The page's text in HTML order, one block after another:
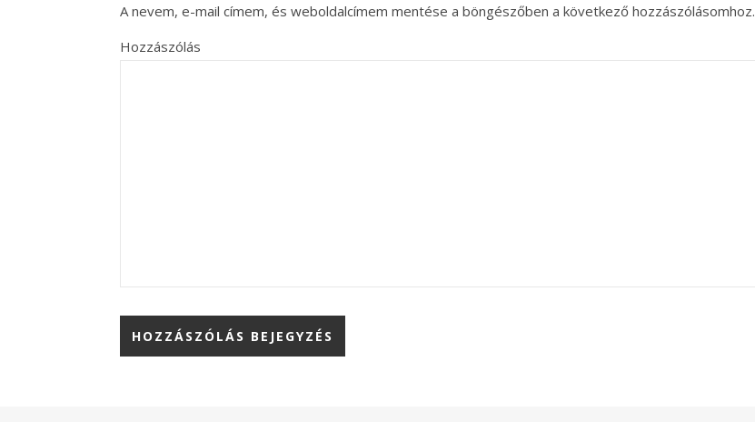
A nevem, e-mail címem, és weboldalcímem mentése a böngészőben a következő hozzászólásomhoz.
Hozzászólás